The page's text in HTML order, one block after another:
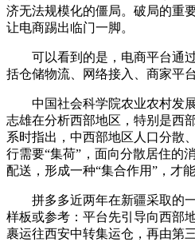
济无法规模化的僵局。破局的重
让电商踢出临门一脚。
可以看到的是，电商平台通过
括仓储物流、网络接入、商家平
中国社会科学院农业农村发展
志雄在分析西部地区，特别是西
系时指出，中西部地区人口分散
行需要“集荷”，面向分散居住的
配送，形成一种“集合作用”，才能
拼多多近两年在新疆采取的一
样板或参考：平台先引导向西部
裹运往西安中转集运仓，再由第